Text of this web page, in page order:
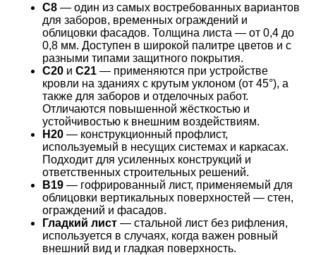
С8 — один из самых востребованных вариантов
для заборов, временных ограждений и
облицовки фасадов. Толщина листа — от 0,4 до
0,8 мм. Доступен в широкой палитре цветов и с
разными типами защитного покрытия.
С20 и С21 — применяются при устройстве
кровли на зданиях с крутым уклоном (от 45°), а
также для заборов и отделочных работ.
Отличаются повышенной жёсткостью и
устойчивостью к внешним воздействиям.
Н20 — конструкционный профлист,
используемый в несущих системах и каркасах.
Подходит для усиленных конструкций и
ответственных строительных решений.
B19 — гофрированный лист, применяемый для
облицовки вертикальных поверхностей — стен,
ограждений и фасадов.
Гладкий лист — стальной лист без рифления,
используется в случаях, когда важен ровный
внешний вид и гладкая поверхность.